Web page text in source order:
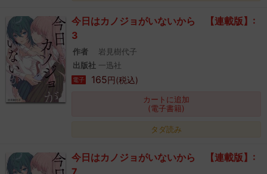
今日はカノジョがいないから 【連載版】:
3
作者
岩見樹代子
出版社
一迅社
電子 165円(税込)
カートに追加
(電子書籍)
タダ読み
今日はカノジョがいないから 【連載版】:
7